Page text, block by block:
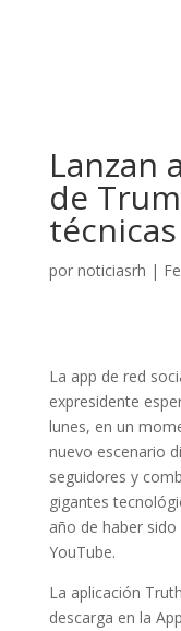
Lanzan
de
técnicas
por noticiasrh |
La app de red
expresidente
lunes, en un
nuevo escenario
seguidores y
gigantes
año de haber
YouTube.
La aplicación
descarga en la